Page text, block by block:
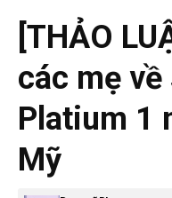
[THẢO
các mẹ
Platium 1
Mỹ